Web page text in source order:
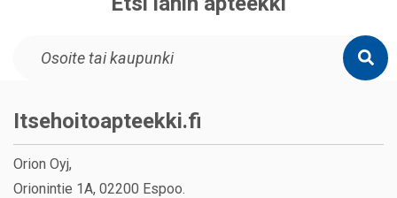
Itsehoitoapteekki.fi
Orion Oyj,
Orionintie 1A, 02200 Espoo.